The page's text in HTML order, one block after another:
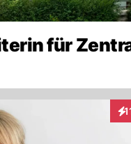
für